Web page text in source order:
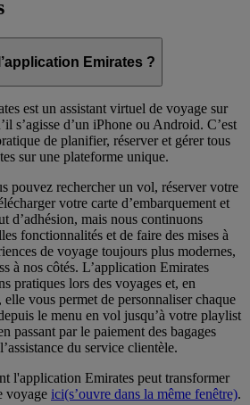
Emirates ?
est un assistant virtuel de voyage sur
s’agisse d’un iPhone ou Android. C’est
de planifier, réserver et gérer tous
sur une plateforme unique.
pouvez rechercher un vol, réserver votre
votre carte d’embarquement et
d’adhésion, mais nous continuons
fonctionnalités et de faire des mises à
de voyage toujours plus modernes,
à nos côtés. L’application Emirates
pratiques lors des voyages et, en
elle vous permet de personnaliser chaque
le menu en vol jusqu’à votre playlist
passant par le paiement des bagages
du service clientèle.
l'application Emirates peut transformer
voyage ici(s’ouvre dans la même fenêtre).